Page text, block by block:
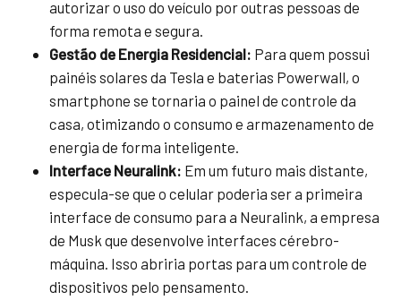
autorizar o uso do veículo por outras pessoas de
forma remota e segura.
Gestão de Energia Residencial: Para quem possui
painéis solares da Tesla e baterias Powerwall, o
smartphone se tornaria o painel de controle da
casa, otimizando o consumo e armazenamento de
energia de forma inteligente.
Interface Neuralink: Em um futuro mais distante,
especula-se que o celular poderia ser a primeira
interface de consumo para a Neuralink, a empresa
de Musk que desenvolve interfaces cérebro-
máquina. Isso abriria portas para um controle de
dispositivos pelo pensamento.